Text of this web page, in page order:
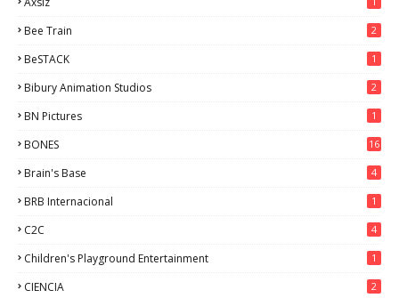
Bee Train 2
BeSTACK 1
Bibury Animation Studios 2
BN Pictures 1
BONES 16
Brain's Base 4
BRB Internacional 1
C2C 4
Children's Playground Entertainment 1
CIENCIA 2